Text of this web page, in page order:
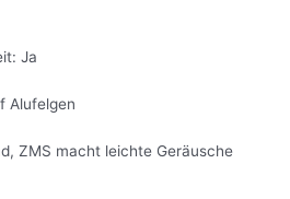
Ja
Alufelgen
ZMS macht leichte Geräusche